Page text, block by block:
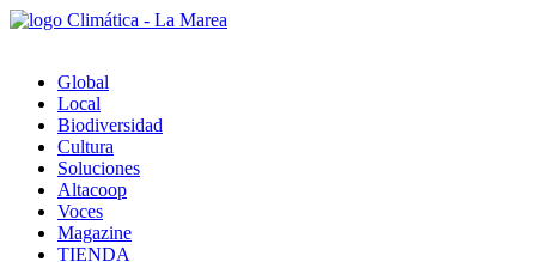
Global
Local
Biodiversidad
Cultura
Soluciones
Altacoop
Voces
Magazine
TIENDA